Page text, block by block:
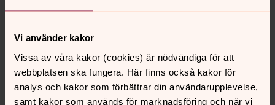
Vi använder kakor
Vissa av våra kakor (cookies) är nödvändiga för att
webbplatsen ska fungera. Här finns också kakor för
analys och kakor som förbättrar din användarupplevelse,
samt kakor som används för marknadsföring och när vi
Kriszta Dali
Organist, Söndrum-Vapnö församling
Direkt:035-16 13 11
E-post:kriszta.dali@svenskakyrkan.se